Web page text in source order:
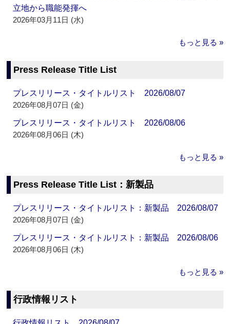
立地から職能発揮へ
2026年03月11日 (水)
もっと見る »
Press Release Title List
プレスリリース・タイトルリスト 2026/08/07
2026年08月07日 (金)
プレスリリース・タイトルリスト 2026/08/06
2026年08月06日 (木)
もっと見る »
Press Release Title List：新製品
プレスリリース・タイトルリスト：新製品 2026/08/07
2026年08月07日 (金)
プレスリリース・タイトルリスト：新製品 2026/08/06
2026年08月06日 (木)
もっと見る »
行政情報リスト